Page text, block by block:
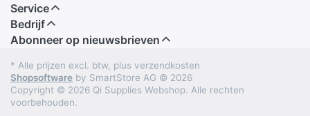
Service
Bedrijf
Abonneer op nieuwsbrieven
* Alle prijzen excl. btw, plus verzendkosten
Shopsoftware by SmartStore AG © 2026
Copyright © 2026 Qi Supplies Webshop. Alle rechten
voorbehouden.